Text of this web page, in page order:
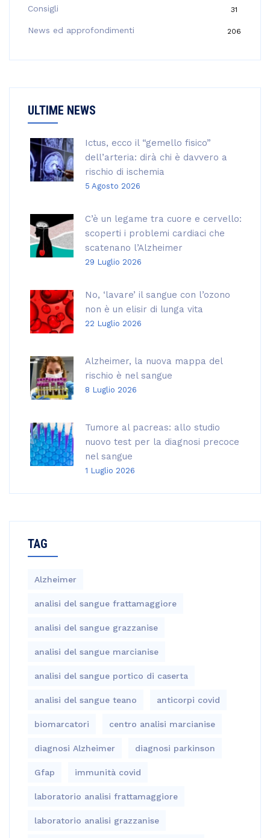
Consigli 31
News ed approfondimenti 206
ULTIME NEWS
Ictus, ecco il “gemello fisico”
dell’arteria: dirà chi è davvero a
rischio di ischemia
5 Agosto 2026
C’è un legame tra cuore e cervello:
scoperti i problemi cardiaci che
scatenano l’Alzheimer
29 Luglio 2026
No, ‘lavare’ il sangue con l’ozono
non è un elisir di lunga vita
22 Luglio 2026
Alzheimer, la nuova mappa del
rischio è nel sangue
8 Luglio 2026
Tumore al pacreas: allo studio
nuovo test per la diagnosi precoce
nel sangue
1 Luglio 2026
TAG
Alzheimer
analisi del sangue frattamaggiore
analisi del sangue grazzanise
analisi del sangue marcianise
analisi del sangue portico di caserta
analisi del sangue teano anticorpi covid
biomarcatori centro analisi marcianise
diagnosi Alzheimer diagnosi parkinson
Gfap immunità covid
laboratorio analisi frattamaggiore
laboratorio analisi grazzanise